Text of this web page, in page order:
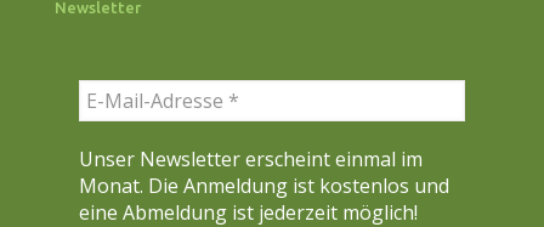
h
Newsletter
Unser Newsletter erscheint einmal im
Monat. Die Anmeldung ist kostenlos und
eine Abmeldung ist jederzeit möglich!